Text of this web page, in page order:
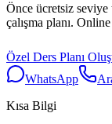
Önce ücretsiz
çalışma planı.
Özel Ders Planı
WhatsApp
Kısa Bilgi